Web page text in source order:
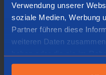
Verwendung unserer
soziale Medien, Werbung
Partner führen diese
weiteren Daten
haben oder die sie im
gesammelt haben.